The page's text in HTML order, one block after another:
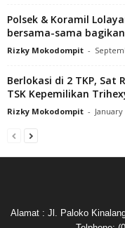
Polsek & Koramil
bersama-sama
Rizky Mokodompit -
Berlokasi di 2 TKP, Sat
TSK Kepemilikan
Rizky Mokodompit - January
Alamat : Jl. Paloko